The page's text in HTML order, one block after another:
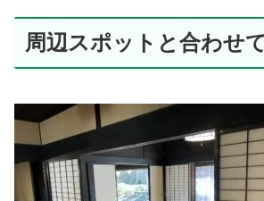
周辺スポットと合わせ